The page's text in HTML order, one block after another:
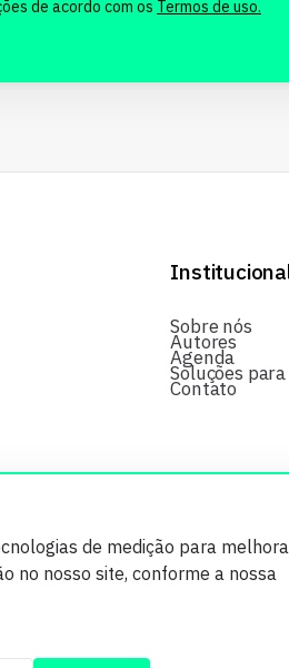
de medição para
no nosso site, conforme a nossa
de acordo com os Termos de uso.
Sobre nós
Autores
Agenda
Soluções
Contato